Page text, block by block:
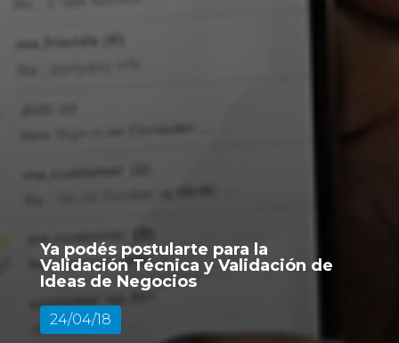
Ya podés postularte para la
Validación Técnica y Validación de
Ideas de Negocios
24/04/18